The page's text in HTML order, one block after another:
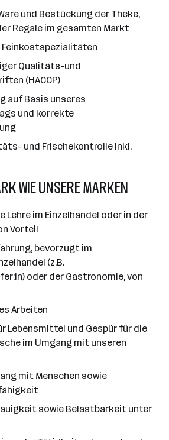
und Bestückung der Theke,
Regale im gesamten Markt
Qualitäts-und
(HACCP)
auf Basis unseres
und korrekte
und Frischekontrolle inkl.
WIE UNSERE MARKEN
Lehre im Einzelhandel oder in der
Vorteil
bevorzugt im
(z.B.
oder der Gastronomie, von
Arbeiten
Lebensmittel und Gespür für die
im Umgang mit unseren
mit Menschen sowie
sowie Belastbarkeit unter